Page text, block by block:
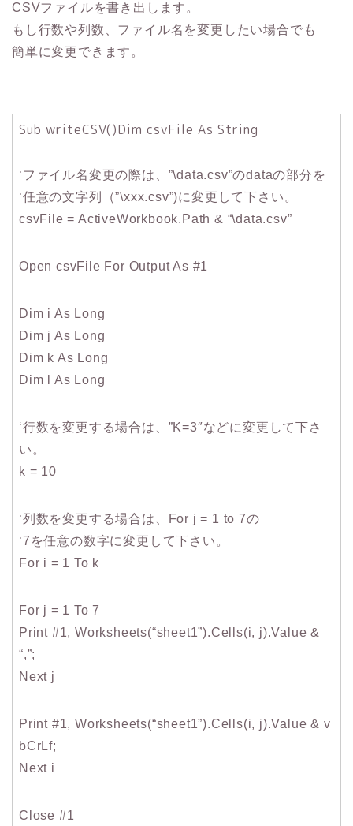
CSVファイルを書き出します。
もし行数や列数、ファイル名を変更したい場合でも
簡単に変更できます。
Sub writeCSV()Dim csvFile As String
‘ファイル名変更の際は、”\data.csv”のdataの部分を
‘任意の文字列（”\xxx.csv”)に変更して下さい。
csvFile = ActiveWorkbook.Path & “\data.csv”
Open csvFile For Output As #1
Dim i As Long
Dim j As Long
Dim k As Long
Dim l As Long
‘行数を変更する場合は、”K=3″などに変更して下さ
い。
k = 10
‘列数を変更する場合は、For j = 1 to 7の
‘7を任意の数字に変更して下さい。
For i = 1 To k
For j = 1 To 7
Print #1, Worksheets(“sheet1”).Cells(i, j).Value &
“,”;
Next j
Print #1, Worksheets(“sheet1”).Cells(i, j).Value & v
bCrLf;
Next i
Close #1